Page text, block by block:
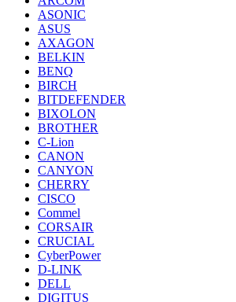
ASONIC
ASUS
AXAGON
BELKIN
BENQ
BIRCH
BITDEFENDER
BIXOLON
BROTHER
C-Lion
CANON
CANYON
CHERRY
CISCO
Commel
CORSAIR
CRUCIAL
CyberPower
D-LINK
DELL
DIGITUS